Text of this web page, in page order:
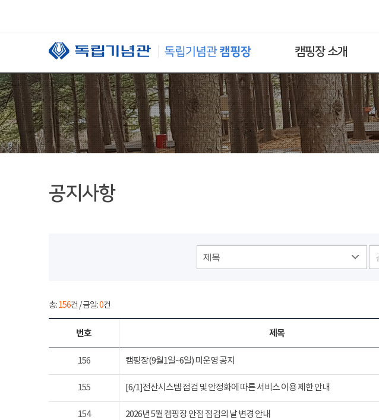
캠핑장 소개
공지사항
제목
총:156건 / 금일:0건
번호 제목
156 캠핑장(9월1일~6일) 미운영 공지
155 [6/1]전산시스템 점검 및 안정화에 따른 서비스 이용 제한 안내
154 2026년 5월 캠핑장 안점 점검의 날 변경 안내